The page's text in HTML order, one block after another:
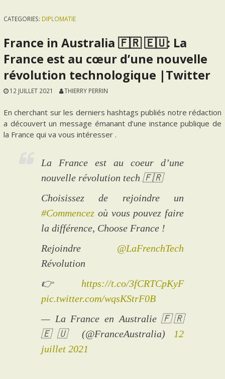
CATEGORIES: DIPLOMATIE
France in Australia 🇫🇷 🇪🇺: La
France est au cœur d’une nouvelle
révolution technologique |Twitter
12 JUILLET 2021 THIERRY PERRIN
En cherchant sur les derniers hashtags publiés notre rédaction
a découvert un message émanant d’une instance publique de
la France qui va vous intéresser .
La France est au coeur d’une
nouvelle révolution tech 🇫🇷
Choisissez de rejoindre un
#Commencez où vous pouvez faire
la différence, Choose France !
Rejoindre @LaFrenchTech
Révolution
👉 https://t.co/3fCRTCpKyF
pic.twitter.com/wqsKStrF0B
— La France en Australie 🇫🇷
🇪🇺 (@FranceAustralia) 12
juillet 2021